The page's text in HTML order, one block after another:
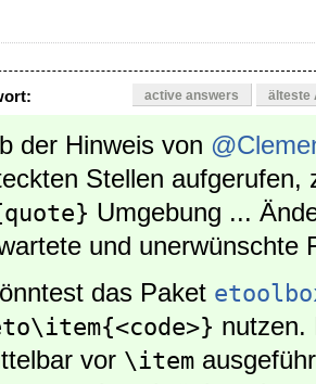
active answers älteste
der Hinweis von
Stellen
Umgebung ...
und unerwünschte
das Paket
vor \item